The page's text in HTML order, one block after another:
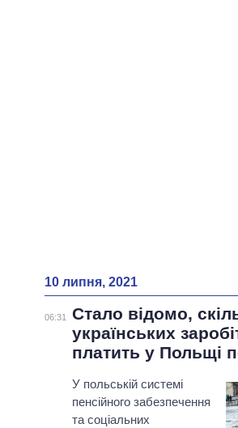
10 липня, 2021
06:31
Стало відомо,
українських
платить у Польщі
У польській системі
пенсійного забезпечення
та соціальних